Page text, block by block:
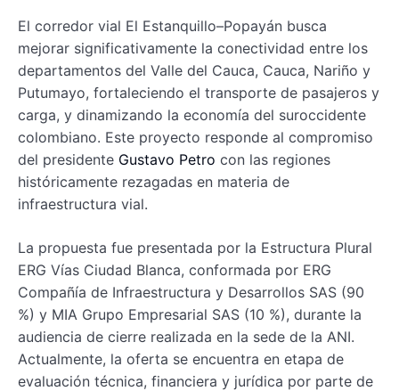
El corredor vial El Estanquillo–Popayán busca
mejorar significativamente la conectividad entre los
departamentos del Valle del Cauca, Cauca, Nariño y
Putumayo, fortaleciendo el transporte de pasajeros y
carga, y dinamizando la economía del suroccidente
colombiano. Este proyecto responde al compromiso
del presidente Gustavo Petro con las regiones
históricamente rezagadas en materia de
infraestructura vial.
La propuesta fue presentada por la Estructura Plural
ERG Vías Ciudad Blanca, conformada por ERG
Compañía de Infraestructura y Desarrollos SAS (90
%) y MIA Grupo Empresarial SAS (10 %), durante la
audiencia de cierre realizada en la sede de la ANI.
Actualmente, la oferta se encuentra en etapa de
evaluación técnica, financiera y jurídica por parte de